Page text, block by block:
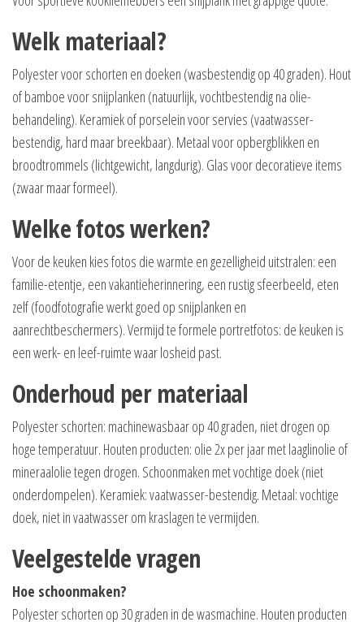
Welk materiaal?
Polyester voor schorten en doeken (wasbestendig op 40 graden). Hout
of bamboe voor snijplanken (natuurlijk, vochtbestendig na olie-
behandeling). Keramiek of porselein voor servies (vaatwasser-
bestendig, hard maar breekbaar). Metaal voor opbergblikken en
broodtrommels (lichtgewicht, langdurig). Glas voor decoratieve items
(zwaar maar formeel).
Welke fotos werken?
Voor de keuken kies fotos die warmte en gezelligheid uitstralen: een
familie-etentje, een vakantieherinnering, een rustig sfeerbeeld, eten
zelf (foodfotografie werkt goed op snijplanken en
aanrechtbeschermers). Vermijd te formele portretfotos: de keuken is
een werk- en leef-ruimte waar losheid past.
Onderhoud per materiaal
Polyester schorten: machinewasbaar op 40 graden, niet drogen op
hoge temperatuur. Houten producten: olie 2x per jaar met laaglinolie of
mineraalolie tegen drogen. Schoonmaken met vochtige doek (niet
onderdompelen). Keramiek: vaatwasser-bestendig. Metaal: vochtige
doek, niet in vaatwasser om kraslagen te vermijden.
Veelgestelde vragen
Hoe schoonmaken?
Polyester schorten op 30 graden in de wasmachine. Houten producten